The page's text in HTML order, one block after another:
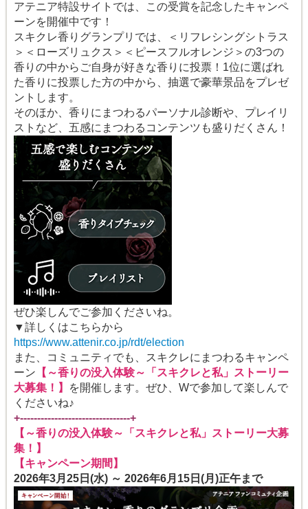
アテニア特設サイトでは、この受賞を記念したキャンペ
ーンを開催中です！
スキクレ香りグランプリでは、＜リフレシングシトラス
＞＜ローズリュクス＞＜ピースフルオレンジ＞の3つの
香りの中からご自身が好きな香りに投票！1位に選ばれ
た香りに投票した方の中から、抽選で豪華景品をプレゼ
ントします。
そのほか、香りにまつわるパーソナル診断や、プレイリ
ストなど、五感にまつわるコンテンツも盛りだくさん！
ぜひ楽しんでご参加くださいね。
▼詳しくはこちらから
https://www.attenir.co.jp/rdt/election
また、コミュニティでも、スキクレにまつわるキャンペ
ーン 【～香りの没入体験～「スキクレと私」ストーリー
大募集！】
を開催します。ぜひ、Wで参加して楽しんで
くださいね♪
+--------------------------------+
【～香りの没入体験～「スキクレと私」ストーリー大募
集！】
【キャンペーン期間】
2026年3月25日(水) ～ 2026年6月15日(月)正午まで